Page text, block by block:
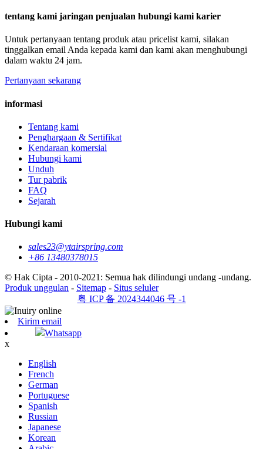
tentang kami jaringan penjualan hubungi kami karier
Untuk pertanyaan tentang produk atau pricelist kami, silakan
tinggalkan email Anda kepada kami dan kami akan menghubungi
dalam waktu 24 jam.
Pertanyaan sekarang
informasi
Tentang kami
Penghargaan & Sertifikat
Kendaraan komersial
Hubungi kami
Unduh
Tur pabrik
FAQ
Sejarah
Hubungi kami
sales23@ytairspring.com
+86 13480378015
© Hak Cipta - 2010-2021: Semua hak dilindungi undang -undang.
Produk unggulan - Sitemap - Situs seluler
粤 ICP 备 2024344046 号 -1
Kirim email
Whatsapp
x
English
French
German
Portuguese
Spanish
Russian
Japanese
Korean